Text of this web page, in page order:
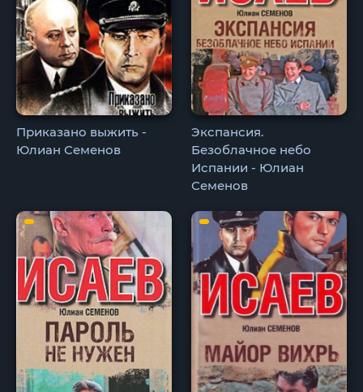
Приказано выжить -
Юлиан Семенов
Экспансия.
Безоблачное небо
Испании - Юлиан
Семенов